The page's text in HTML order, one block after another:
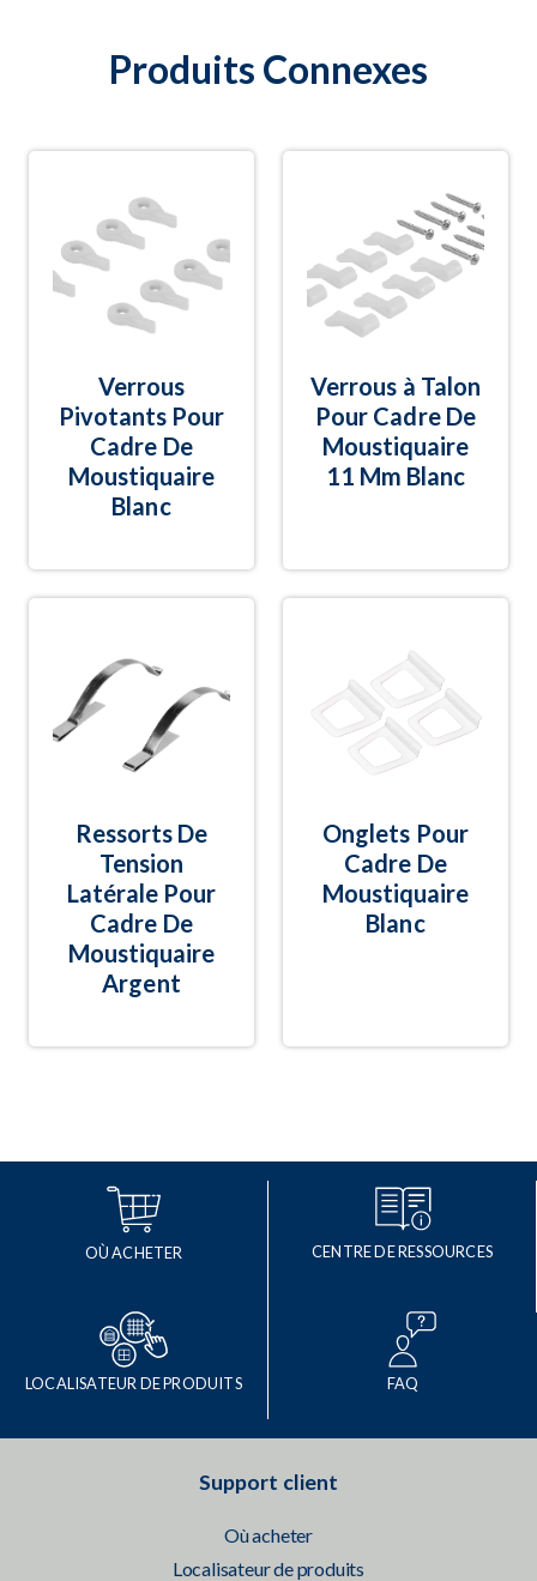
Produits Connexes
Verrous
Pivotants Pour
Cadre De
Moustiquaire
Blanc
Verrous à Talon
Pour Cadre De
Moustiquaire
11 Mm Blanc
Ressorts De
Tension
Latérale Pour
Cadre De
Moustiquaire
Argent
Onglets Pour
Cadre De
Moustiquaire
Blanc
OÙ ACHETER CENTRE DE RESSOURCES
LOCALISATEUR DE PRODUITS FAQ
Support client
Où acheter
Localisateur de produits